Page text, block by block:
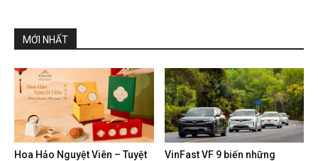
MỚI NHẤT
Hoa Hảo Nguyệt Viên – Tuyệt
VinFast VF 9 biến những